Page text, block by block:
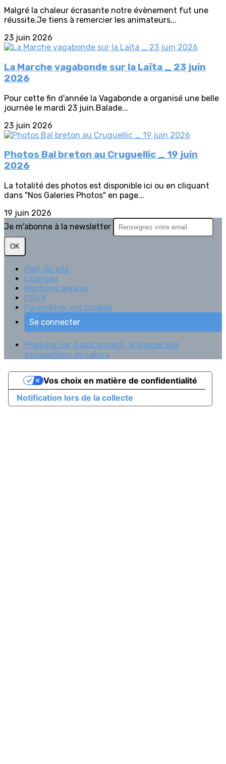
Malgré la chaleur écrasante notre évènement fut une
réussite.Je tiens à remercier les animateurs...
23 juin 2026
La Marche vagabonde sur la Laïta _ 23 juin
2026
Pour cette fin d'année la Vagabonde a organisé une belle
journée le mardi 23 juin.Balade...
23 juin 2026
Photos Bal breton au Cruguellic _ 19 juin
2026
La totalité des photos est disponible ici ou en cliquant
dans "Nos Galeries Photos" en page...
19 juin 2026
Je m'abonne à la newsletter
OK
Plan du site
Licences
Mentions légales
CGUV
Paramétrer vos cookies
Se connecter
Propulsé par AssoConnect, le logiciel des
associations de Loisirs
Notification lors de la collecte
Vos choix en matière de confidentialité